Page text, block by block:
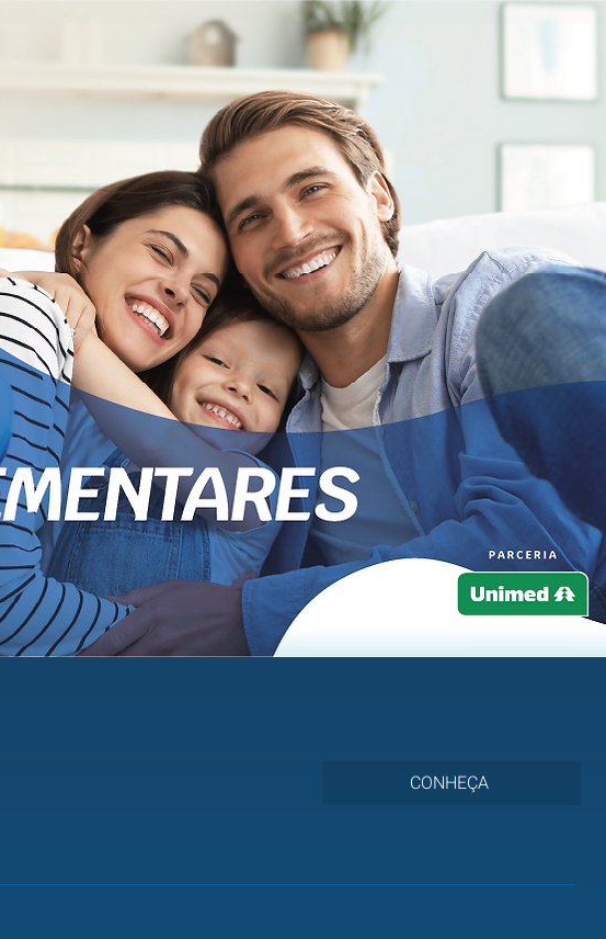
CONHEÇA